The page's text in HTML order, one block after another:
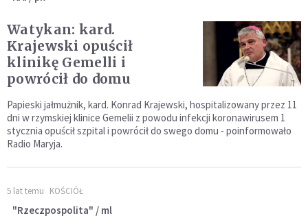
Watykan: kard.
Krajewski opuścił
klinikę Gemelli i
powrócił do domu
Papieski jałmużnik, kard. Konrad Krajewski, hospitalizowany przez 11
dni w rzymskiej klinice Gemelii z powodu infekcji koronawirusem 1
stycznia opuścił szpital i powrócił do swego domu - poinformowało
Radio Maryja.
5 lat temu KOŚCIÓŁ
"Rzeczpospolita" / ml